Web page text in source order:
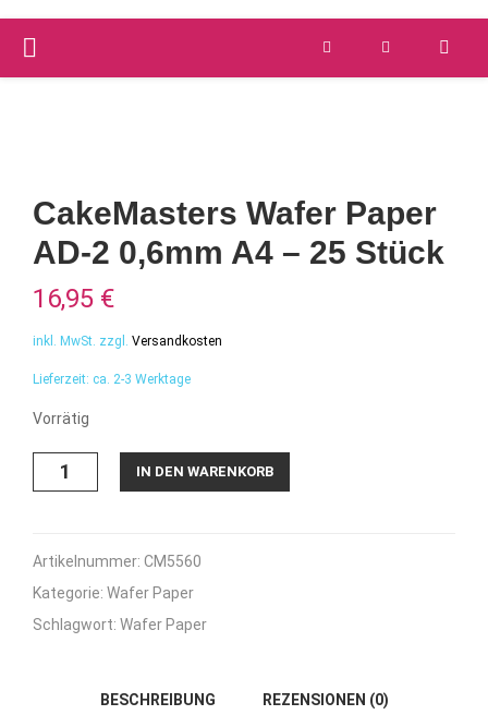
PRIMARY
CakeMasters Wafer Paper
AD-2 0,6mm A4 – 25 Stück
16,95 €
inkl. MwSt. zzgl. Versandkosten
Lieferzeit: ca. 2-3 Werktage
Vorrätig
CakeMasters
2
A4
-
IN DEN WARENKORB
Artikelnummer: CM5560
Kategorie: Wafer Paper
Schlagwort: Wafer Paper
BESCHREIBUNG REZENSIONEN (0)